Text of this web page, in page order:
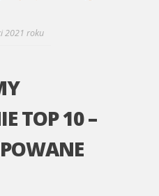
2021 roku
TOP 10 –